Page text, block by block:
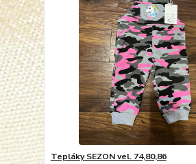
Tepláky SEZON vel. 74,80,86